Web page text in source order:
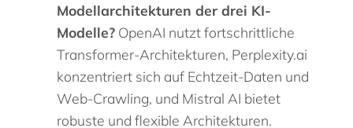
Modellarchitekturen der drei KI-
Modelle? OpenAI nutzt fortschrittliche
Transformer-Architekturen, Perplexity.ai
konzentriert sich auf Echtzeit-Daten und
Web-Crawling, und Mistral AI bietet
robuste und flexible Architekturen.